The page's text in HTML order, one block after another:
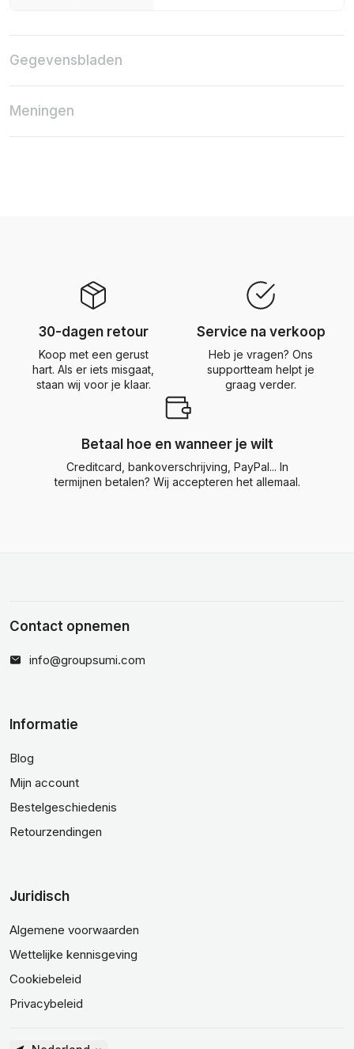
Gegevensbladen
Meningen
30-dagen retour
Koop met een gerust
hart. Als er iets misgaat,
staan wij voor je klaar.
Service na verkoop
Heb je vragen? Ons
supportteam helpt je
graag verder.
Betaal hoe en wanneer je wilt
Creditcard, bankoverschrijving, PayPal... In
termijnen betalen? Wij accepteren het allemaal.
Contact opnemen
info@groupsumi.com
Informatie
Blog
Mijn account
Bestelgeschiedenis
Retourzendingen
Juridisch
Algemene voorwaarden
Wettelijke kennisgeving
Cookiebeleid
Privacybeleid